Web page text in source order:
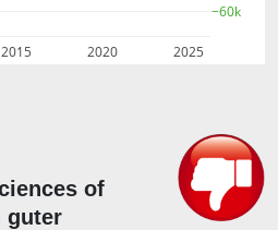
2015 2020 2025
−60k
of
guter